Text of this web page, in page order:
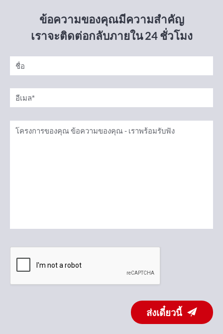
ข้อความของคุณมีความสำคัญ
เราจะติดต่อกลับภายใน 24 ชั่วโมง
ส่งเดี๋ยวนี้